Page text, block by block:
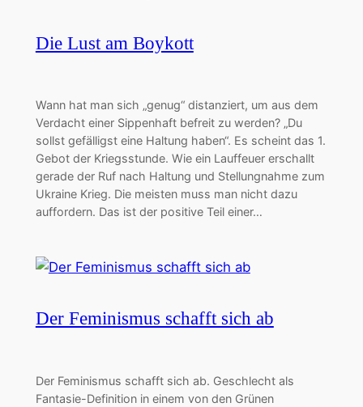
Die Lust am Boykott
Wann hat man sich „genug“ distanziert, um aus dem
Verdacht einer Sippenhaft befreit zu werden? „Du
sollst gefälligst eine Haltung haben“. Es scheint das 1.
Gebot der Kriegsstunde. Wie ein Lauffeuer erschallt
gerade der Ruf nach Haltung und Stellungnahme zum
Ukraine Krieg. Die meisten muss man nicht dazu
auffordern. Das ist der positive Teil einer…
Der Feminismus schafft sich ab
Der Feminismus schafft sich ab. Geschlecht als
Fantasie-Definition in einem von den Grünen